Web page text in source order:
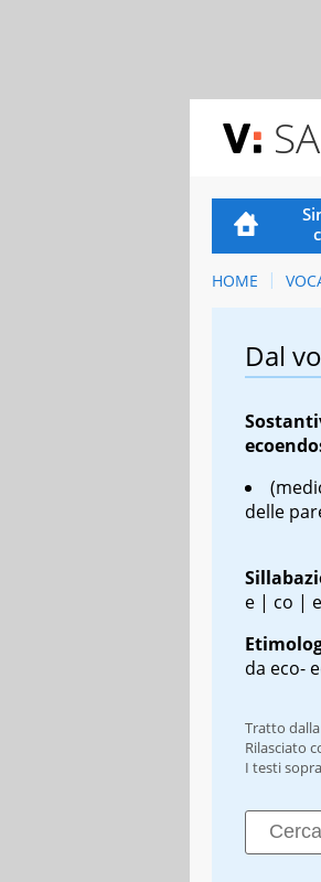
HOME
Dal
delle
e | co |
da eco-
Tratto
Rilasciato
I testi